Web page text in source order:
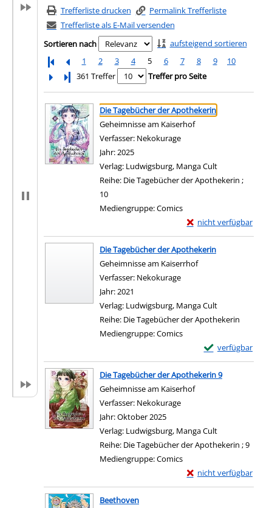
Trefferliste drucken
Permalink Trefferliste
Trefferliste als E-Mail versenden
Sortieren nach
aufsteigend sortieren
1
2 3 4 5 6 7 8 9
10
Letzte Seite
361 Treffer Treffer pro Seite
Suchergebnis
Zu den Suchfiltern springen
Die Tagebücher der Apothekerin
Geheimnisse am Kaiserhof
Verfasser: Nekokurage
Jahr:2025
Verlag: Ludwigsburg, Manga Cult
Reihe: Die Tagebücher der Apothekerin ;
10
Mediengruppe:Comics
nicht verfügbar
Exemplar-Details von
Zum Download von
Die Tagebücher der Apothekerin
Geheimnisse am Kaiserrhof
Verfasser: Nekokurage
Jahr:2021
Verlag: Ludwigsburg, Manga Cult
Reihe: Die Tagebücher der Apothekerin
Mediengruppe:Comics
verfügbar
Exemplar-Details
Zum Download
Die Tagebücher der Apothekerin 9
Geheimnisse am Kaiserhof
Verfasser: Nekokurage
Jahr:Oktober 2025
Verlag: Ludwigsburg, Manga Cult
Reihe: Die Tagebücher der Apothekerin ; 9
Mediengruppe:Comics
nicht verfügbar
Exemplar-Details von
Zum Download von
Beethoven